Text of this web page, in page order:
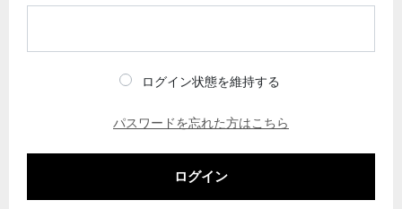
ログイン状態を維持する
パスワードを忘れた方はこちら
ログイン